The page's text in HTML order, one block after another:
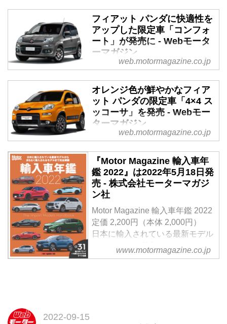
フィアット パンダに快適性を
アップした限定車「コンフォ
ート」が発売に - Webモータ
ーマガジン
2020年4月8日、FCAジャパンは
フィアット パンダに快適装備を
充実させた限定車「パンダ
Comfort（コンフォート）」を設
定し、4月18日より90台限定で発
売する。
web.motormagazine.co.jp
オレンジ色が鮮やかなフィア
ット パンダの限定車「4×4 ス
ッコーサ」を発売 - Webモー
ターマガジン
2019年7月3日、FCAジャパンは
フィアット パンダの限定車「4×4
Succosa（スッコーサ）」を設
定、80台限定で7月13日から発売
する。
web.motormagazine.co.jp
『Motor Magazine 輸入車年
鑑 2022』は2022年5月18日発
売 - 株式会社モーターマガジ
ン社
Motor Magazine 輸入車年鑑 2022
定価 2,200円（本体 2,000円）
日本に輸入されている最新モデル
からまもなく導入されるモデルま
で全31ブランド完全網羅
www.motormagazine.co.jp
2022-09-15